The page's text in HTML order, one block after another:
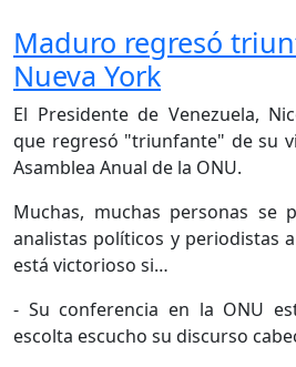
Maduro regresó
Nueva York
El Presidente de Venezuela,
que regresó "triunfante" de su
Asamblea Anual de la ONU.
Muchas, muchas personas se
analistas políticos y periodistas
está victorioso si…
- Su conferencia en la ONU
escolta escucho su discurso